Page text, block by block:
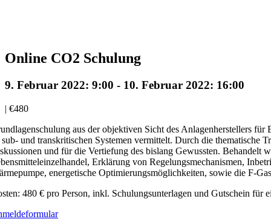
Online CO2 Schulung
9. Februar 2022: 9:00 - 10. Februar 2022: 16:00
| €480
aus der objektiven Sicht des Anlagenherstellers
und transkritischen Systemen vermittelt. Durch die thematische
und für die Vertiefung des bislang Gewussten. Behandelt
Erklärung von Regelungsmechanismen,
energetische Optimierungsmöglichkeiten, sowie die F-
480 € pro Person, inkl. Schulungsunterlagen und Gutschein für